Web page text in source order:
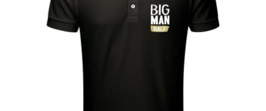
Unsere Geschenke begeistern. Kunden bewerten uns mit
4,8 bei Google Reviews (Gesamtergebnis aller Länder, in
die wir versenden).
+49 39292 929695